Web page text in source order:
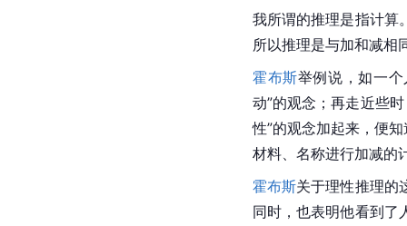
我所谓的推理是指计算
所以推理是与加和减
霍布斯举例说，如一
动”的观念；再走近些
性”的观念加起来，便
材料、名称进行加减的
霍布斯关于理性推理的
同时，也表明他看到了